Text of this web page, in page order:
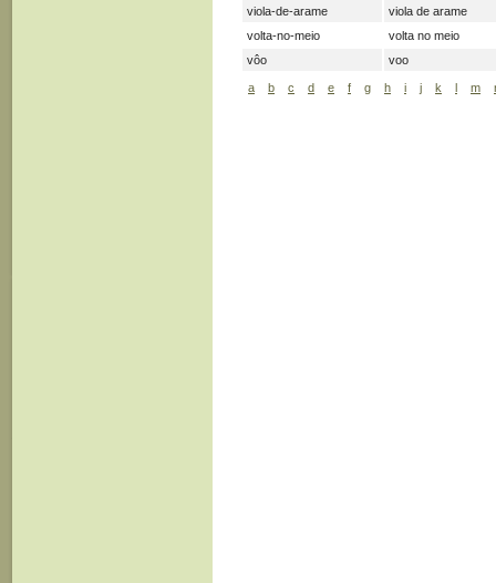
viola-de-arame
viola de arame
volta-no-meio
volta no meio
vôo
voo
a b c d e f g h i j k l m